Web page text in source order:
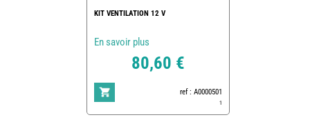
KIT VENTILATION 12 V
En savoir plus
80,60 €
ref : A0000501
1